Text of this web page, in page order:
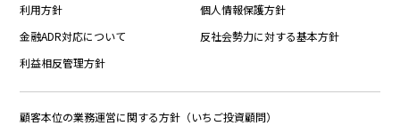
利用方針
個人情報保護方針
金融ADR対応について
反社会勢力に対する基本方針
利益相反管理方針
顧客本位の業務運営に関する方針（いちご投資顧問）